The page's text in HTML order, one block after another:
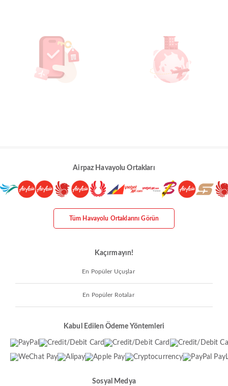
Airpaz Havayolu Ortakları
Tüm Havayolu Ortaklarını Görün
Kaçırmayın!
En Popüler Uçuşlar
En Popüler Rotalar
Kabul Edilen Ödeme Yöntemleri
Sosyal Medya